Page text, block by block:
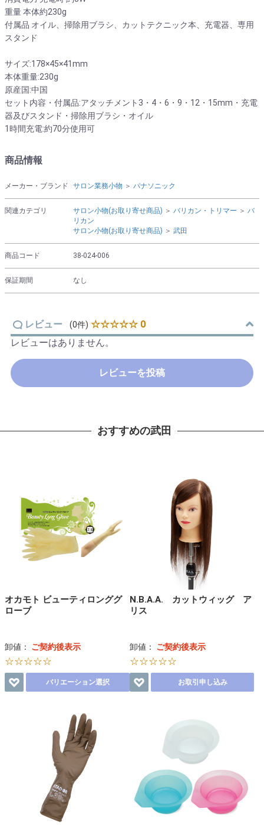
重量 本体約230g
付属品 オイル、掃除用ブラシ、カットテクニック本、充電器、専用
スタンド
サイズ:178×45×41mm
本体重量:230g
原産国:中国
セット内容・付属品:アタッチメント3・4・6・9・12・15mm・充電
器及びスタンド・掃除用ブラシ・オイル
1時間充電:約70分使用可
商品情報
メーカー・ブランド サロン業務小物 ＞ パナソニック
関連カテゴリ サロン小物(お取り寄せ商品) ＞ バリカン・トリマー ＞ バ
リカン
サロン小物(お取り寄せ商品) ＞ 武田
商品コード 38-024-006
保証期間 なし
レビュー (0件) ☆☆☆☆☆ 0
レビューはありません。
レビューを投稿
おすすめの武田
オカモト ビューティロンググ
ローブ
卸値： ご契約後表示
☆☆☆☆☆
バリエーション選択
N.B.A.A. カットウィッグ ア
リス
卸値： ご契約後表示
☆☆☆☆☆
お取引申し込み